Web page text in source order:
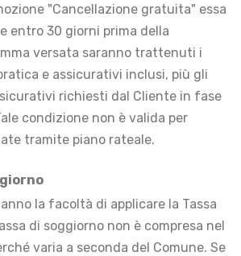
"Cancellazione gratuita" essa
entro 30 giorni prima della
versata saranno trattenuti i
e assicurativi inclusi, più gli
richiesti dal Cliente in fase
condizione non è valida per
tramite piano rateale.
la facoltà di applicare la Tassa
di soggiorno non è compresa nel
varia a seconda del Comune. Se